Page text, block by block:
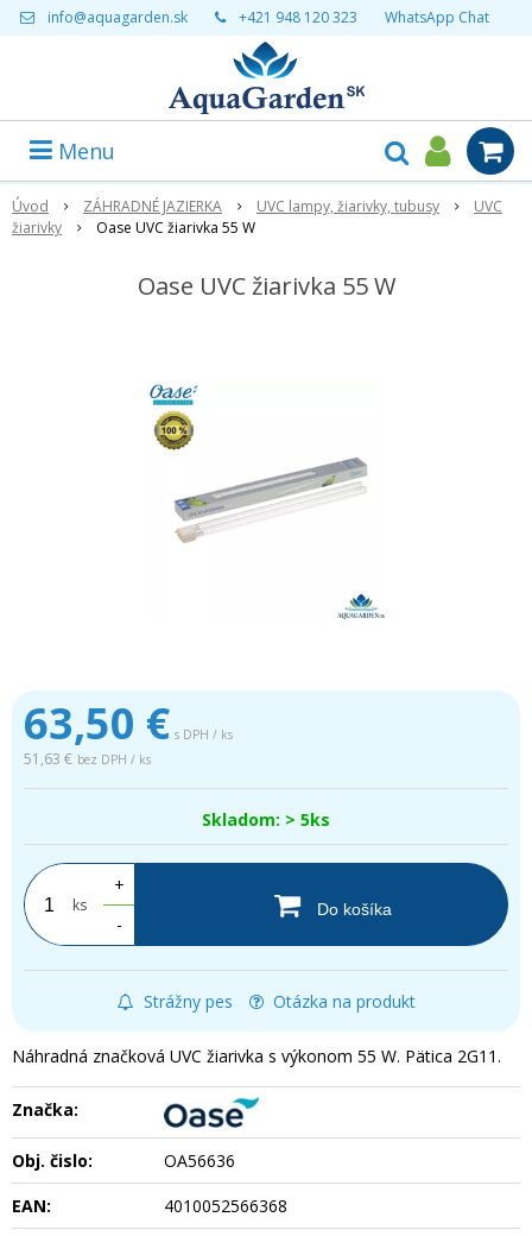
info@aquagarden.sk +421 948 120 323 WhatsApp Chat
Menu
Úvod ZÁHRADNÉ JAZIERKA UVC lampy, žiarivky, tubusy
UVC
žiarivky
Oase UVC žiarivka 55 W
Oase UVC žiarivka 55 W
63,50 € s DPH / ks
51,63 € bez DPH / ks
Skladom: > 5ks
ks
+
-
Do košíka
Strážny pes Otázka na produkt
Náhradná značková UVC žiarivka s výkonom 55 W. Pätica 2G11.
Značka:
Obj. čislo:
OA56636
EAN:
4010052566368